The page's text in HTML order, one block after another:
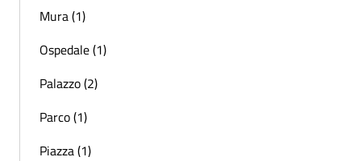
Mura (1)
Ospedale (1)
Palazzo (2)
Parco (1)
Piazza (1)